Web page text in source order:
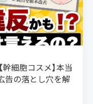
幹細胞コスメ】本当
告の落とし穴を解